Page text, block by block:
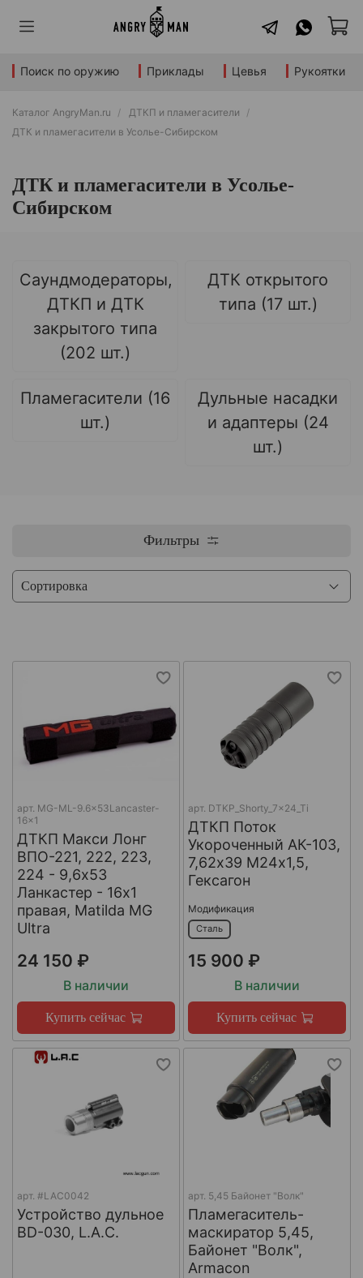
Поиск по оружию Приклады Цевья Рукоятки
Каталог AngryMan.ru
ДТКП и пламегасители
ДТК и пламегасители в Усолье-Сибирском
ДТК и пламегасители в Усолье-
Сибирском
Саундмодераторы,
ДТКП и ДТК
закрытого типа
(202 шт.)
ДТК открытого
типа (17 шт.)
Пламегасители (16
шт.)
Дульные насадки
и адаптеры (24
шт.)
Фильтры
арт. MG-ML-9.6x53Lancaster-
16x1
ДТКП Макси Лонг
ВПО-221, 222, 223,
224 - 9,6x53
Ланкастер - 16x1
правая, Matilda MG
Ultra
24 150 ₽
В наличии
Купить сейчас
арт. DTKP_Shorty_7x24_Ti
ДТКП Поток
Укороченный АК-103,
7,62х39 М24х1,5,
Гексагон
Модификация
Сталь
15 900 ₽
В наличии
Купить сейчас
арт. #LAC0042
Устройство дульное
BD-030, L.A.C.
арт. 5,45 Байонет "Волк"
Пламегаситель-
маскиратор 5,45,
Байонет "Волк",
Armacon